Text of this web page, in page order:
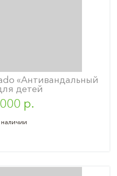
«Антивандальный
детей
р.
наличии